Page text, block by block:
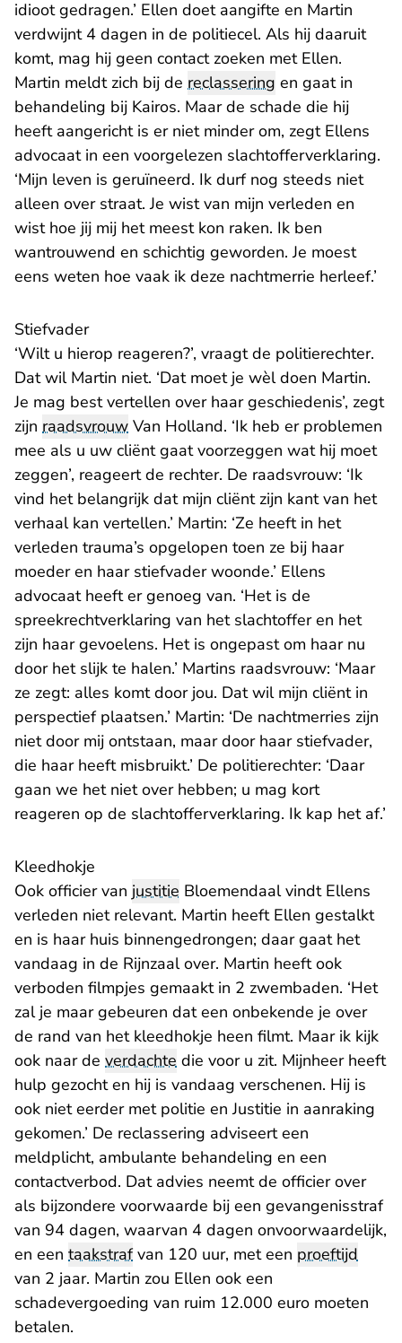
idioot gedragen.’ Ellen doet aangifte en Martin
verdwijnt 4 dagen in de politiecel. Als hij daaruit
komt, mag hij geen contact zoeken met Ellen.
Martin meldt zich bij de reclassering en gaat in
behandeling bij Kairos. Maar de schade die hij
heeft aangericht is er niet minder om, zegt Ellens
advocaat in een voorgelezen slachtofferverklaring.
‘Mijn leven is geruïneerd. Ik durf nog steeds niet
alleen over straat. Je wist van mijn verleden en
wist hoe jij mij het meest kon raken. Ik ben
wantrouwend en schichtig geworden. Je moest
eens weten hoe vaak ik deze nachtmerrie herleef.’
Stiefvader
‘Wilt u hierop reageren?’, vraagt de politierechter.
Dat wil Martin niet. ‘Dat moet je wèl doen Martin.
Je mag best vertellen over haar geschiedenis’, zegt
zijn raadsvrouw Van Holland. ‘Ik heb er problemen
mee als u uw cliënt gaat voorzeggen wat hij moet
zeggen’, reageert de rechter. De raadsvrouw: ‘Ik
vind het belangrijk dat mijn cliënt zijn kant van het
verhaal kan vertellen.’ Martin: ‘Ze heeft in het
verleden trauma’s opgelopen toen ze bij haar
moeder en haar stiefvader woonde.’ Ellens
advocaat heeft er genoeg van. ‘Het is de
spreekrechtverklaring van het slachtoffer en het
zijn haar gevoelens. Het is ongepast om haar nu
door het slijk te halen.’ Martins raadsvrouw: ‘Maar
ze zegt: alles komt door jou. Dat wil mijn cliënt in
perspectief plaatsen.’ Martin: ‘De nachtmerries zijn
niet door mij ontstaan, maar door haar stiefvader,
die haar heeft misbruikt.’ De politierechter: ‘Daar
gaan we het niet over hebben; u mag kort
reageren op de slachtofferverklaring. Ik kap het af.’
Kleedhokje
Ook officier van justitie Bloemendaal vindt Ellens
verleden niet relevant. Martin heeft Ellen gestalkt
en is haar huis binnengedrongen; daar gaat het
vandaag in de Rijnzaal over. Martin heeft ook
verboden filmpjes gemaakt in 2 zwembaden. ‘Het
zal je maar gebeuren dat een onbekende je over
de rand van het kleedhokje heen filmt. Maar ik kijk
ook naar de verdachte die voor u zit. Mijnheer heeft
hulp gezocht en hij is vandaag verschenen. Hij is
ook niet eerder met politie en Justitie in aanraking
gekomen.’ De reclassering adviseert een
meldplicht, ambulante behandeling en een
contactverbod. Dat advies neemt de officier over
als bijzondere voorwaarde bij een gevangenisstraf
van 94 dagen, waarvan 4 dagen onvoorwaardelijk,
en een taakstrafvan 120 uur, met een proeftijd
van 2 jaar. Martin zou Ellen ook een
schadevergoeding van ruim 12.000 euro moeten
betalen.